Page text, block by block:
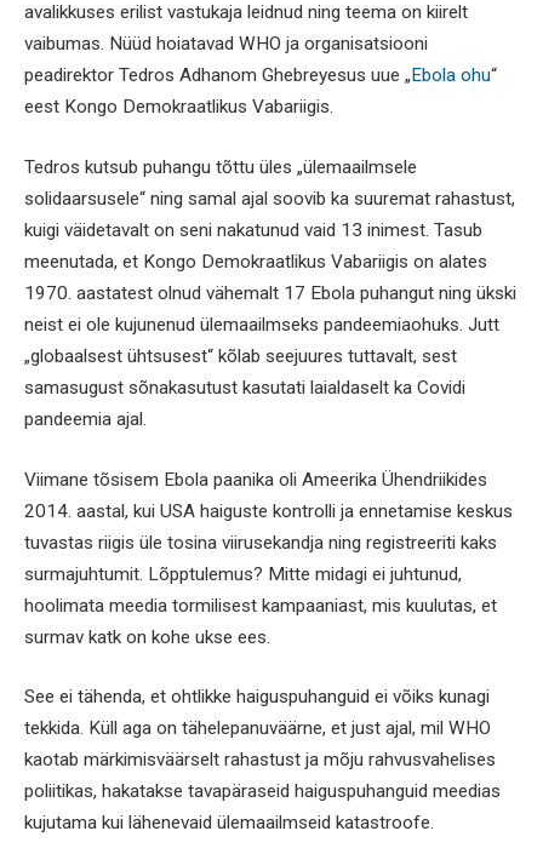
avalikkuses erilist vastukaja leidnud ning teema on kiirelt
vaibumas. Nüüd hoiatavad WHO ja organisatsiooni
peadirektor Tedros Adhanom Ghebreyesus uue „ Ebola ohu“
eest Kongo Demokraatlikus Vabariigis.
Tedros kutsub puhangu tõttu üles „ülemaailmsele
solidaarsusele“ ning samal ajal soovib ka suuremat rahastust,
kuigi väidetavalt on seni nakatunud vaid 13 inimest. Tasub
meenutada, et Kongo Demokraatlikus Vabariigis on alates
1970. aastatest olnud vähemalt 17 Ebola puhangut ning ükski
neist ei ole kujunenud ülemaailmseks pandeemiaohuks. Jutt
„globaalsest ühtsusest“ kõlab seejuures tuttavalt, sest
samasugust sõnakasutust kasutati laialdaselt ka Covidi
pandeemia ajal.
Viimane tõsisem Ebola paanika oli Ameerika Ühendriikides
2014. aastal, kui USA haiguste kontrolli ja ennetamise keskus
tuvastas riigis üle tosina viirusekandja ning registreeriti kaks
surmajuhtumit. Lõpptulemus? Mitte midagi ei juhtunud,
hoolimata meedia tormilisest kampaaniast, mis kuulutas, et
surmav katk on kohe ukse ees.
See ei tähenda, et ohtlikke haiguspuhanguid ei võiks kunagi
tekkida. Küll aga on tähelepanuväärne, et just ajal, mil WHO
kaotab märkimisväärselt rahastust ja mõju rahvusvahelises
poliitikas, hakatakse tavapäraseid haiguspuhanguid meedias
kujutama kui lähenevaid ülemaailmseid katastroofe.